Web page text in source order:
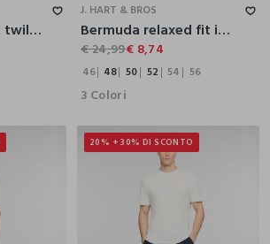
Bermuda chino in twill di cotone uomo
J. HART & BROS
Bermuda relaxed fit in puro cotone uomo
€ 24,99€ 8,74
46 48 50 52 54 56
3 Colori
20% + 30% DI SCONTO